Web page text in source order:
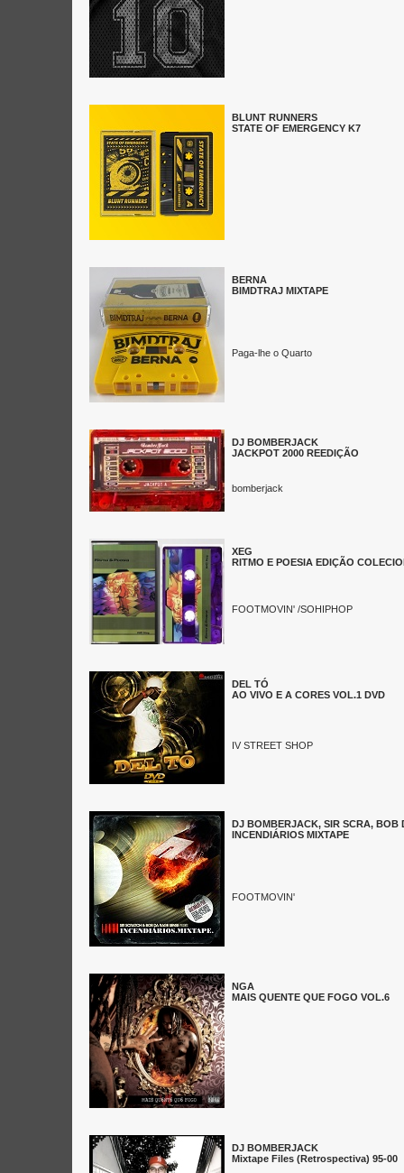
BLUNT RUNNERS
STATE OF EMERGENCY K7
BERNA
BIMDTRAJ MIXTAPE
Paga-lhe o Quarto
DJ BOMBERJACK
JACKPOT 2000 REEDIÇÃO
bomberjack
XEG
RITMO E POESIA EDIÇÃO
FOOTMOVIN' /SOHIPHOP
DEL TÓ
AO VIVO E A CORES VOL.1 DVD
IV STREET SHOP
DJ BOMBERJACK, SIR SCRA, BOB
INCENDIÁRIOS MIXTAPE
FOOTMOVIN'
NGA
MAIS QUENTE QUE FOGO VOL.6
DJ BOMBERJACK
Mixtape Files (Retrospectiva) 95-00